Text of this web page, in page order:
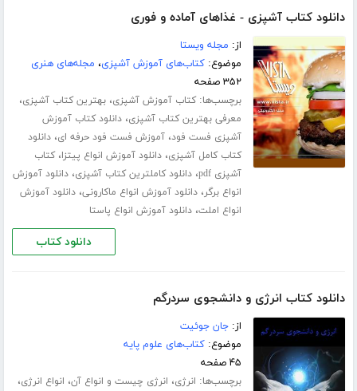
دانلود کتاب آشپزی - غذاهای آماده و فوری
از: مجله ویستا
موضوع:کتاب‌های آموزش آشپزی، مجله‌های هنری
۳۵۲ صفحه
برچسب‌ها:کتاب آموزش آشپزی،بهترین کتاب آشپزی،
معرفی بهترین کتاب آشپزی،دانلود کتاب آموزش
آشپزی فست فود،آموزش فست فود حرفه ای،دانلود
کتاب کامل آشپزی،دانلود آموزش انواع پیتزا،کتاب
آشپزی pdf
،دانلود کاملترین کتاب آشپزی،دانلود آموزش
انواع برگر،دانلود آموزش انواع ماکارونی،دانلود آموزش
انواع املت،دانلود آموزش انواع پاستا
دانلود کتاب
دانلود کتاب انرژی و دانشجوی سردرگم
از:جان جوئیت
موضوع:کتاب‌های علوم پایه
۴۵ صفحه
برچسب‌ها: انرژی، انرژی چیست و انواع آن، انواع انرژی،